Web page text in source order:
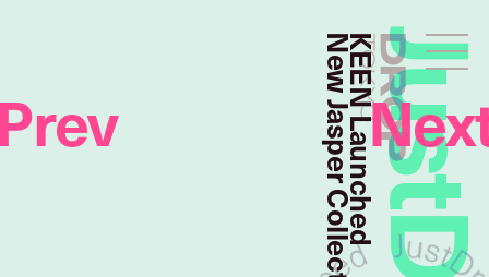
Droptokyo
KEEN Launched
New Jasper Collection